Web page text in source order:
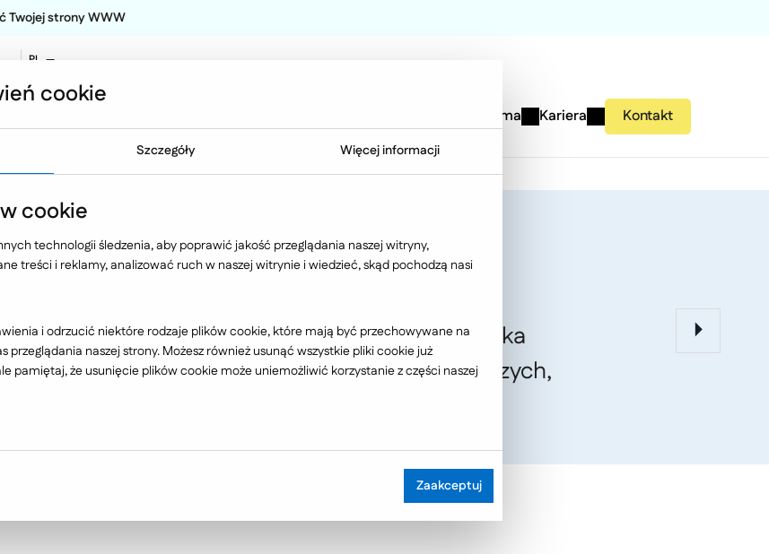
Twojej strony WWW
PL
EN
NO
Firma Kariera Kontakt
Konferencji PR
w Zielonej Górze odbędzie się VI Ogólnopolska
i Pracowników Biur Promocji Szkół Wyższych,
Zielonogórski.
cookie
Szczegóły Więcej informacji
cookie
technologii śledzenia, aby poprawić jakość przeglądania naszej witryny,
treści i reklamy, analizować ruch w naszej witrynie i wiedzieć, skąd pochodzą nasi
i odrzucić niektóre rodzaje plików cookie, które mają być przechowywane na
naszej strony. Możesz również usunąć wszystkie pliki cookie już
pamiętaj, że usunięcie plików cookie może uniemożliwić korzystanie z części naszej
Zaakceptuj